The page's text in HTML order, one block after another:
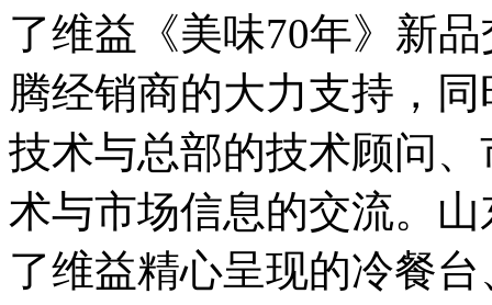
了维益《美味70年》新
腾经销商的大力支持，
技术与总部的技术顾问
术与市场信息的交流。
了维益精心呈现的冷餐